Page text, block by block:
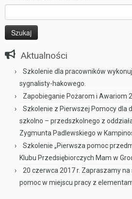
Aktualności
Szkolenie dla pracowników
sygnalisty-hakowego.
Zapobieganie Pożarom i Awariom
Szkolenie z Pierwszej Pomocy dla
szkolno – przedszkolnego z
Zygmunta Padlewskiego w
Szkolenie „Pierwsza pomoc
Klubu Przedsiębiorczych Mam w
20 czerwca 2017 r. Zapraszamy na
pomoc w miejscu pracy z